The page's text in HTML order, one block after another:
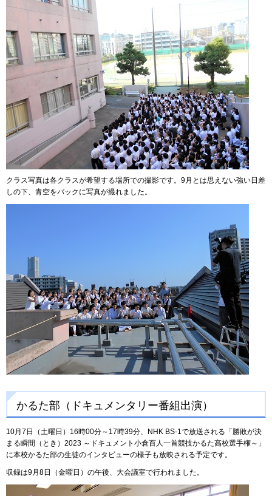
クラス写真は各クラスが希望する場所での撮影です。9月とは思えない強い日差
しの下、青空をバックに写真が撮れました。
かるた部（ドキュメンタリー番組出演）
10月7日（土曜日）16時00分～17時39分、NHK BS-1で放送される「勝敗が決
まる瞬間（とき）2023 ～ドキュメント小倉百人一首競技かるた高校選手権～」
に本校かるた部の生徒のインタビューの様子も放映される予定です。
収録は9月8日（金曜日）の午後、大会議室で行われました。